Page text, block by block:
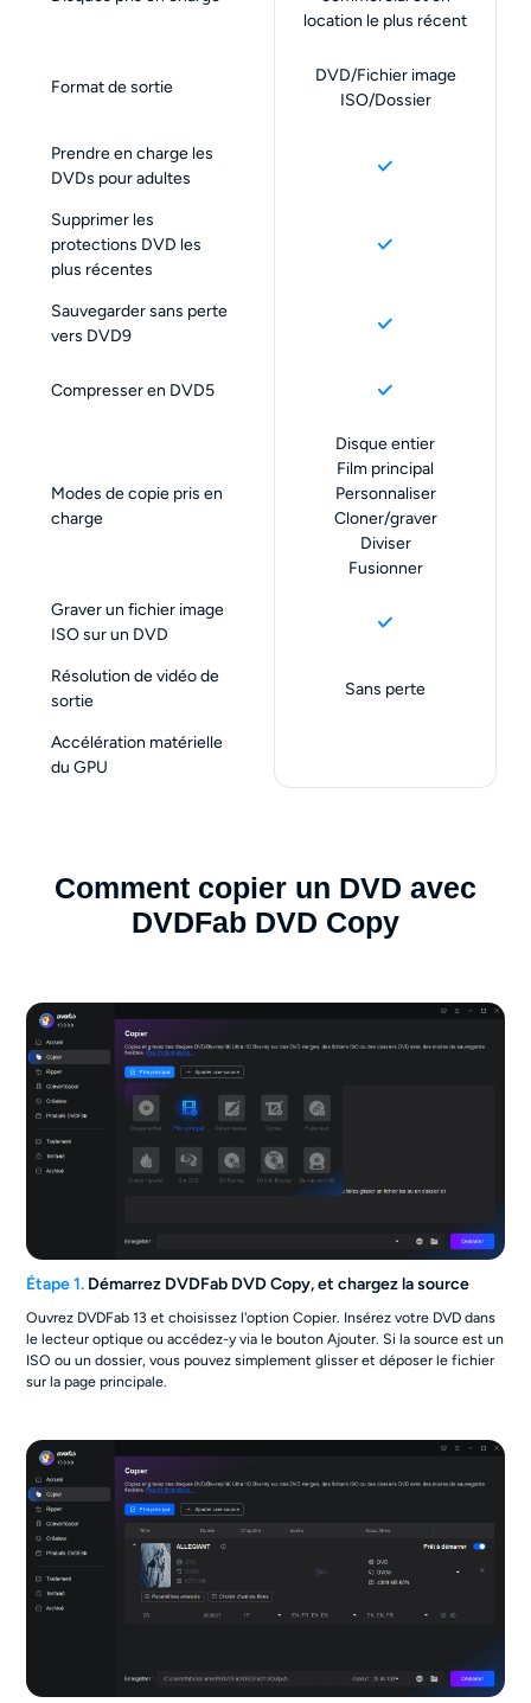
location le plus récent
Format de sortie
DVD/Fichier image
ISO/Dossier
Prendre en charge les
DVDs pour adultes
Supprimer les
protections DVD les
plus récentes
Sauvegarder sans perte
vers DVD9
Compresser en DVD5
Modes de copie pris en
charge
Disque entier
Film principal
Personnaliser
Cloner/graver
Diviser
Fusionner
Graver un fichier image
ISO sur un DVD
Résolution de vidéo de
sortie
Sans perte
Accélération matérielle
du GPU
Comment copier un DVD avec
DVDFab DVD Copy
Étape 1. Démarrez DVDFab DVD Copy, et chargez la source
Ouvrez DVDFab 13 et choisissez l'option Copier. Insérez votre DVD dans
le lecteur optique ou accédez-y via le bouton Ajouter. Si la source est un
ISO ou un dossier, vous pouvez simplement glisser et déposer le fichier
sur la page principale.